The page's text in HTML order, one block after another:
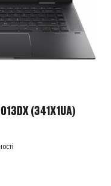
(341X1UA)